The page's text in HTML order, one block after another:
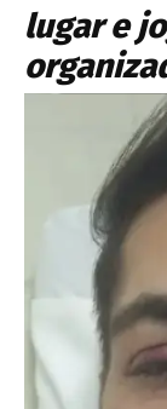
lugar e